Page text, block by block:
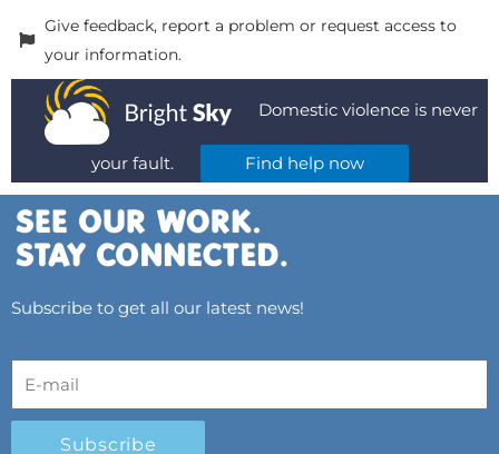
Give feedback, report a problem or request access to
your information.
Domestic violence is never
your fault. Find help now
Subscribe to get all our latest news!
Subscribe